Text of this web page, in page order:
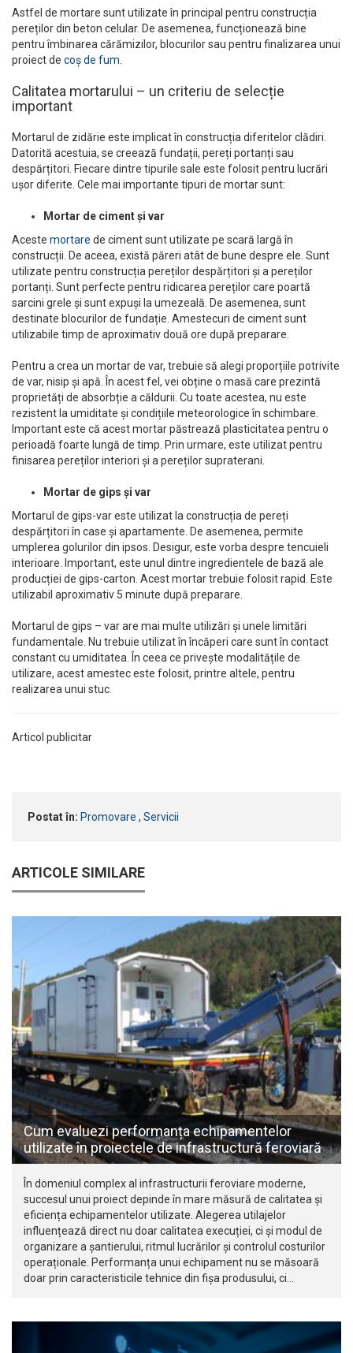
Astfel de mortare sunt utilizate în principal pentru construcția
pereților din beton celular. De asemenea, funcționează bine
pentru îmbinarea cărămizilor, blocurilor sau pentru finalizarea unui
proiect de coș de fum
Calitatea mortarului – un criteriu de selecție
important
Mortarul de zidărie este implicat în construcția diferitelor clădiri.
Datorită acestuia, se creează fundații, pereți portanți sau
despărțitori. Fiecare dintre tipurile sale este folosit pentru lucrări
ușor diferite. Cele mai importante tipuri de mortar sunt:
Mortar de ciment și var
Aceste mortare de ciment sunt utilizate pe scară largă în
construcții. De aceea, există păreri atât de bune despre ele. Sunt
utilizate pentru construcția pereților despărțitori și a pereților
portanți. Sunt perfecte pentru ridicarea pereților care poartă
sarcini grele și sunt expuși la umezeală. De asemenea, sunt
destinate blocurilor de fundație. Amestecuri de ciment sunt
utilizabile timp de aproximativ două ore după preparare.
Pentru a crea un mortar de var, trebuie să alegi proporțiile potrivite
de var, nisip și apă. În acest fel, vei obține o masă care prezintă
proprietăți de absorbție a căldurii. Cu toate acestea, nu este
rezistent la umiditate și condițiile meteorologice în schimbare.
Important este că acest mortar păstrează plasticitatea pentru o
perioadă foarte lungă de timp. Prin urmare, este utilizat pentru
finisarea pereților interiori și a pereților supraterani.
Mortar de gips și var
Mortarul de gips-var este utilizat la construcția de pereți
despărțitori în case și apartamente. De asemenea, permite
umplerea golurilor din ipsos. Desigur, este vorba despre tencuieli
interioare. Important, este unul dintre ingredientele de bază ale
producției de gips-carton. Acest mortar trebuie folosit rapid. Este
utilizabil aproximativ 5 minute după preparare.
Mortarul de gips – var are mai multe utilizări și unele limitări
fundamentale. Nu trebuie utilizat în încăperi care sunt în contact
constant cu umiditatea. În ceea ce privește modalitățile de
utilizare, acest amestec este folosit, printre altele, pentru
realizarea unui stuc.
Articol publicitar
Postat în: Promovare , Servicii
ARTICOLE SIMILARE
Cum evaluezi performanța echipamentelor
utilizate în proiectele de infrastructură feroviară
În domeniul complex al infrastructurii feroviare moderne,
succesul unui proiect depinde în mare măsură de calitatea și
eficiența echipamentelor utilizate. Alegerea utilajelor
influențează direct nu doar calitatea execuției, ci și modul de
organizare a șantierului, ritmul lucrărilor și controlul costurilor
operaționale. Performanța unui echipament nu se măsoară
doar prin caracteristicile tehnice din fișa produsului, ci…